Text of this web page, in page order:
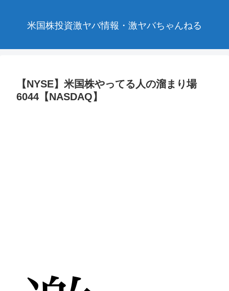
米国株投資激ヤバ情報・激ヤバちゃんねる
【NYSE】米国株やってる人の溜まり場
6044【NASDAQ】